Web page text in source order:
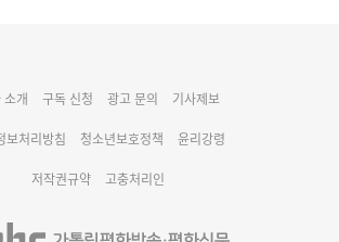
브 & 1898 미디어월 공모전 수상작 발표
소개 구독 신청 광고 문의 기사제보
보처리방침 청소년보호정책 윤리강령
저작권규약 고충처리인